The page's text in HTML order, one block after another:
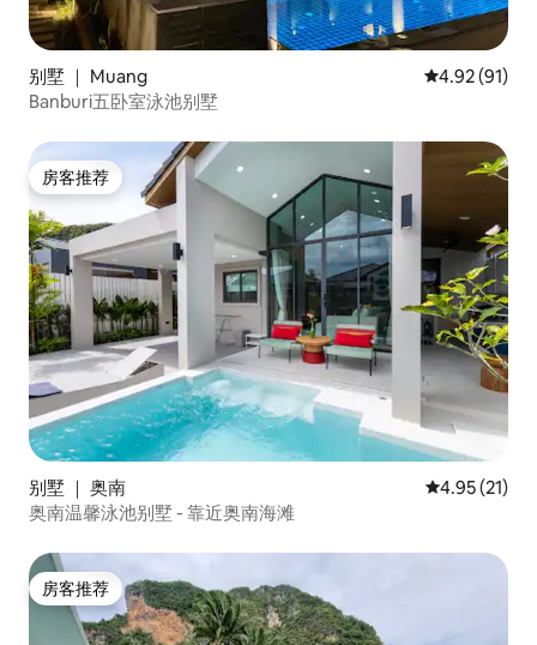
别墅 ｜ Muang 平均评分
4.92 (91)
Banburi五卧室泳池别墅
房客推荐
房客推荐
别墅 ｜ 奥南 平均评分
4.95 (21)
奥南温馨泳池别墅 - 靠近奥南海滩
房客推荐
房客推荐